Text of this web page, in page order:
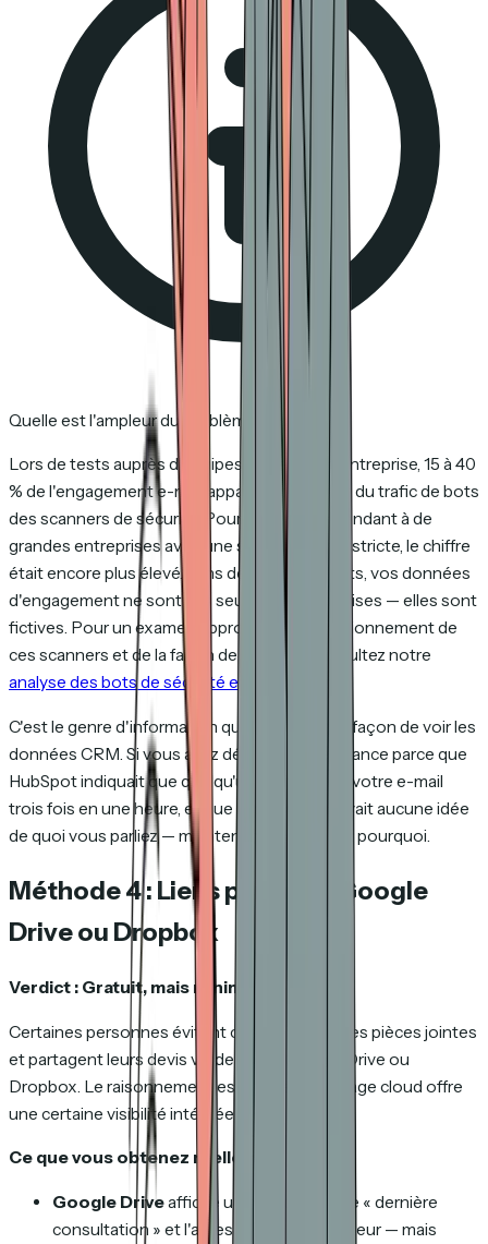
Quelle est l'ampleur du problème des bots ?
Lors de tests auprès d'équipes de vente en entreprise, 15 à 40
% de l'engagement e-mail apparent provenait du trafic de bots
des scanners de sécurité. Pour les équipes vendant à de
grandes entreprises avec une sécurité e-mail stricte, le chiffre
était encore plus élevé. Sans détection de bots, vos données
d'engagement ne sont pas seulement imprécises — elles sont
fictives. Pour un examen approfondi du fonctionnement de
ces scanners et de la façon de les filtrer, consultez notre
analyse des bots de sécurité email
C'est le genre d'information qui change votre façon de voir les
données CRM. Si vous avez déjà lancé une relance parce que
HubSpot indiquait que quelqu'un avait ouvert votre e-mail
trois fois en une heure, et que le prospect n'avait aucune idée
de quoi vous parliez — maintenant vous savez pourquoi.
Méthode 4 : Liens partagés Google
Drive ou Dropbox
Verdict : Gratuit, mais minimal.
Certaines personnes évitent complètement les pièces jointes
et partagent leurs devis via des liens Google Drive ou
Dropbox. Le raisonnement est sensé : le partage cloud offre
une certaine visibilité intégrée.
Ce que vous obtenez réellement :
Google Driveaffiche un horodatage de « dernière
consultation » et l'adresse e-mail du lecteur — mais